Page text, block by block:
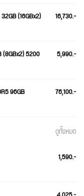
(16GBx2)
16,730.-
(8GBx2) 5200
5,990.-
96GB
76,100.-
ดูทั้งหมด
1,590.-